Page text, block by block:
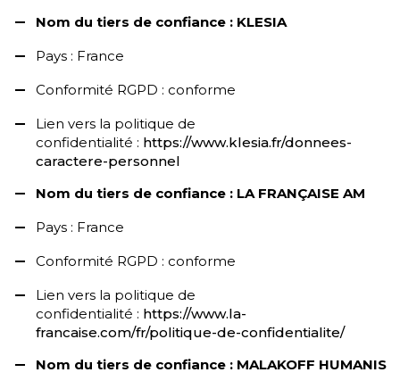
Nom du tiers de confiance : KLESIA
Pays : France
Conformité RGPD : conforme
Lien vers la politique de
confidentialité : https://www.klesia.fr/donnees-
caractere-personnel
Nom du tiers de confiance : LA FRANÇAISE AM
Pays : France
Conformité RGPD : conforme
Lien vers la politique de
confidentialité : https://www.la-
francaise.com/fr/politique-de-confidentialite/
Nom du tiers de confiance : MALAKOFF HUMANIS